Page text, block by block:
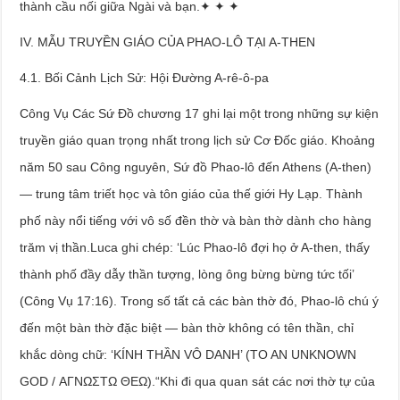
thành cầu nối giữa Ngài và bạn.✦ ✦ ✦
IV. MẪU TRUYỀN GIÁO CỦA PHAO-LÔ TẠI A-THEN
4.1. Bối Cảnh Lịch Sử: Hội Đường A-rê-ô-pa
Công Vụ Các Sứ Đồ chương 17 ghi lại một trong những sự kiện
truyền giáo quan trọng nhất trong lịch sử Cơ Đốc giáo. Khoảng
năm 50 sau Công nguyên, Sứ đồ Phao-lô đến Athens (A-then)
— trung tâm triết học và tôn giáo của thế giới Hy Lạp. Thành
phố này nổi tiếng với vô số đền thờ và bàn thờ dành cho hàng
trăm vị thần.Luca ghi chép: ‘Lúc Phao-lô đợi họ ở A-then, thấy
thành phố đầy dẫy thần tượng, lòng ông bừng bừng tức tối’
(Công Vụ 17:16). Trong số tất cả các bàn thờ đó, Phao-lô chú ý
đến một bàn thờ đặc biệt — bàn thờ không có tên thần, chỉ
khắc dòng chữ: ‘KÍNH THẦN VÔ DANH’ (TO AN UNKNOWN
GOD / ΑΓΝΩΣΤΩ ΘΕΩ).“Khi đi qua quan sát các nơi thờ tự của